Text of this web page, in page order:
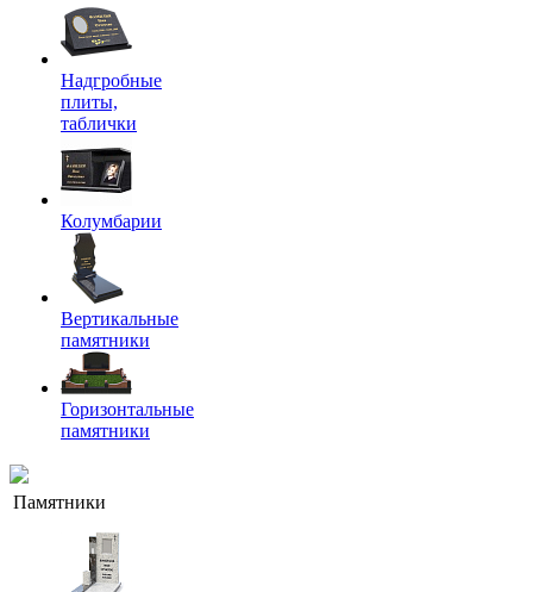
Надгробные
плиты,
таблички
Колумбарии
Вертикальные
памятники
Горизонтальные
памятники
Памятники